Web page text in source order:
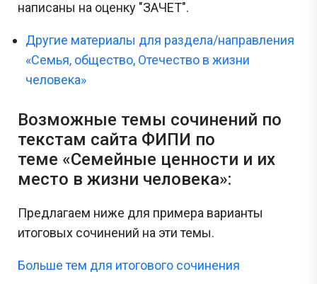
написаны на оценку "ЗАЧЕТ".
Другие материалы для раздела/направления
«Семья, общество, Отечество в жизни
человека»
Возможные темы сочинений по
текстам сайта ФИПИ по
теме «Семейные ценности и их
место в жизни человека»:
Предлагаем ниже для примера варианты
итоговых сочинений на эти темы.
Больше тем для итогового сочинения